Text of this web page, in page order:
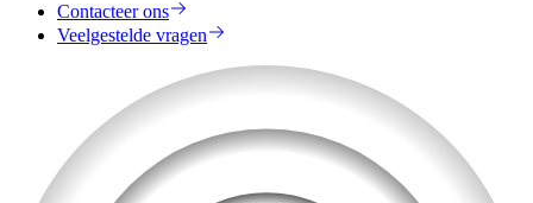
Contacteer ons
Veelgestelde vragen